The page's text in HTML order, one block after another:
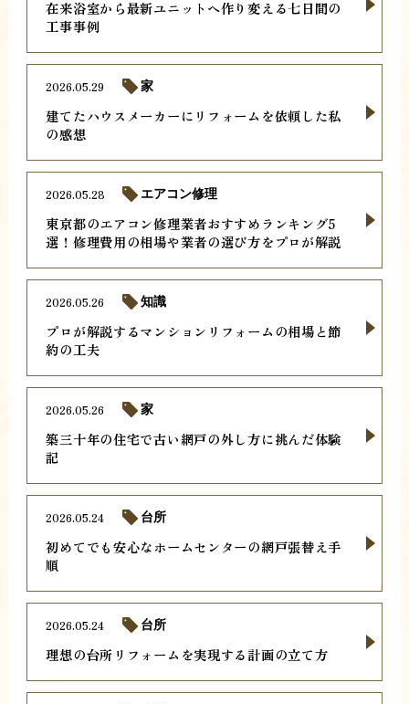
在来浴室から最新ユニットへ作り変える七日間の
工事事例
建てたハウスメーカーにリフォームを依頼した私
の感想
2026.05.29 家
東京都のエアコン修理業者おすすめランキング5
選！修理費用の相場や業者の選び方をプロが解説
2026.05.28 エアコン修理
プロが解説するマンションリフォームの相場と節
約の工夫
2026.05.26 知識
築三十年の住宅で古い網戸の外し方に挑んだ体験
記
2026.05.26 家
初めてでも安心なホームセンターの網戸張替え手
順
2026.05.24 台所
理想の台所リフォームを実現する計画の立て方
2026.05.24 台所